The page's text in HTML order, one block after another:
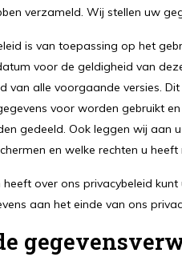
verzameld. Wij stellen uw
is van toepassing op het
voor de geldigheid van
van alle voorgaande versies.
voor worden gebruikt
gedeeld. Ook leggen wij aan
en welke rechten u
heeft over ons privacybeleid
aan het einde van ons